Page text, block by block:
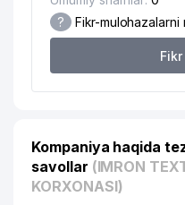
? Fikr-mulohazalarni
Kompaniya haqida
savollar (IMRON
KORXONASI)